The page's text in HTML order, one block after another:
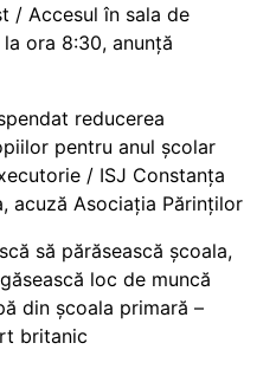
/ Accesul în sala de
ora 8:30, anunță
reducerea
pentru anul școlar
/ ISJ Constanța
acuză Asociația Părinților
să părăsească școala,
loc de muncă
din școala primară –
britanic